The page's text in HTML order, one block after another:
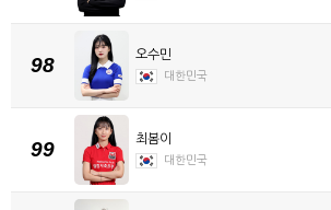
98 오수민
대한민국
99 최봄이
대한민국